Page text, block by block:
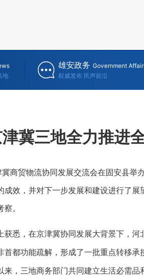
地
雄安政务 Government
权威发布 民声前沿
冀三地全力推进
贸物流协同发展交流会在固安县举
成效，并对下一步发展和建设进行了
。
，在京津冀协同发展大背景下，河
首都功能疏解，形成了一批重点转移承
来，三地商务部门共同建立生活必需